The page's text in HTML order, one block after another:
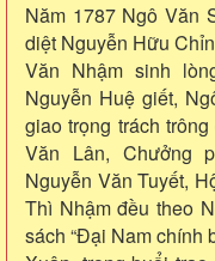
Năm 1787 Ngô Văn
diệt Nguyễn Hữu
Văn Nhậm sinh
Nguyễn Huệ giết,
giao trọng trách
Văn Lân, Chưởng
Nguyễn Văn Tuyết,
Thì Nhậm đều theo
sách “Đại Nam chính